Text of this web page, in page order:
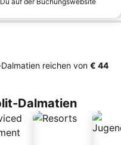
reichen von ‎€ 44
Dalmatien